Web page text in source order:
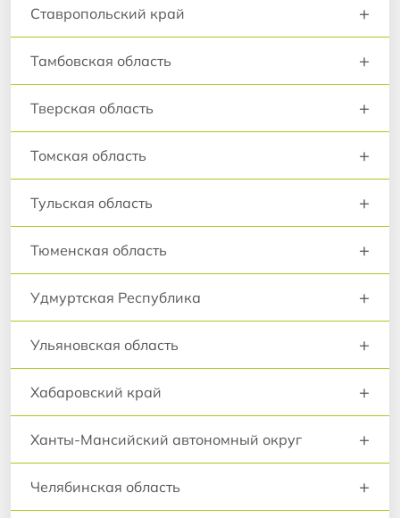
Ставропольский край +
Тамбовская область +
Тверская область +
Томская область +
Тульская область +
Тюменская область +
Удмуртская Республика +
Ульяновская область +
Хабаровский край +
Ханты-Мансийский автономный округ +
Челябинская область +